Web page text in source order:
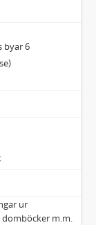
m fl
Ytterhiske
Kåddis
1
byar 6
ur
m.m.